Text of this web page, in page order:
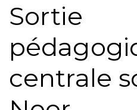
Sortie
centrale